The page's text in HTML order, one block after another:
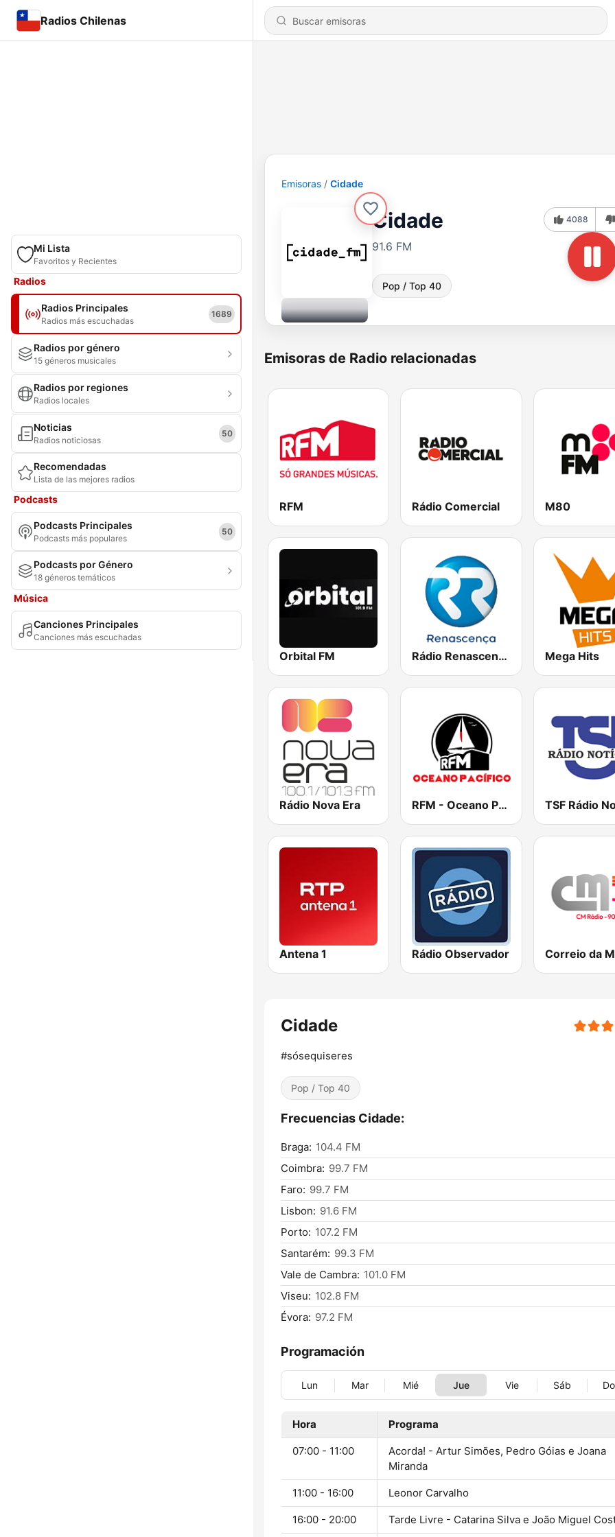
Radios Chilenas
Mi Lista
Favoritos y Recientes
Radios
Radios Principales
Radios más escuchadas
1689
Radios por género
15 géneros musicales
Radios por regiones
Radios locales
Noticias
Radios noticiosas
50
Recomendadas
Lista de las mejores radios
Podcasts
Podcasts Principales
Podcasts más populares
50
Podcasts por Género
18 géneros temáticos
Música
Canciones Principales
Canciones más escuchadas
Emisoras Cidade
Cidade
91.6 FM
Pop / Top 40
4088
Emisoras de Radio relacionadas
RFM Rádio Comercial M80
Orbital FM Rádio Renascença Mega Hits
Rádio Nova Era RFM - Oceano Pacífico Online
Antena 1 Rádio Observador
Cidade
#sósequiseres
Pop / Top 40
Frecuencias Cidade:
Braga: 104.4 FM
Coimbra: 99.7 FM
Faro: 99.7 FM
Lisbon: 91.6 FM
Porto: 107.2 FM
Santarém: 99.3 FM
Vale de Cambra: 101.0 FM
Viseu: 102.8 FM
Évora: 97.2 FM
Programación
Lun Mar Mié Jue Vie Sáb
Hora Programa
07:00 - 11:00
Acorda! - Artur Simões, Pedro Góias e Joana
Miranda
11:00 - 16:00 Leonor Carvalho
16:00 - 20:00 Tarde Livre - Catarina Silva e João Miguel